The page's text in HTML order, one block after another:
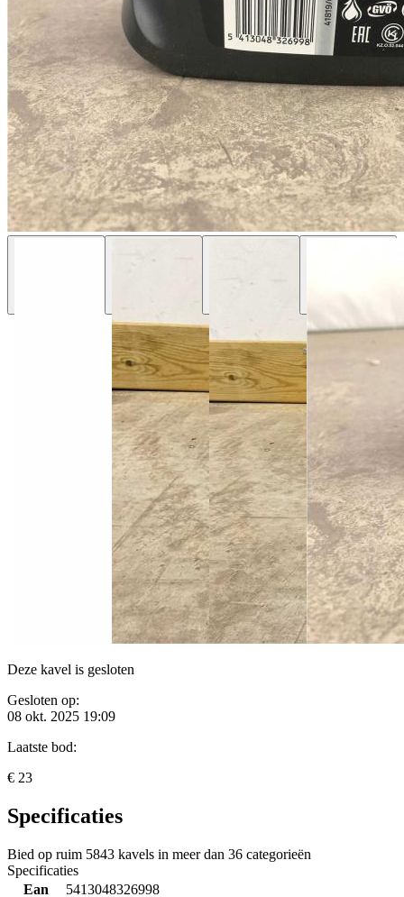
Deze kavel is gesloten
Gesloten op:
08 okt. 2025 19:09
Laatste bod:
€ 23
Specificaties
Bied op ruim 5843 kavels in meer dan 36 categorieën
Specificaties
Ean
5413048326998